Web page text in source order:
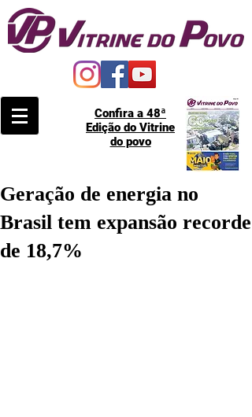
Confira a 48ª
Edição do Vitrine
do povo
Geração de energia no
Brasil tem expansão recorde
de 18,7%